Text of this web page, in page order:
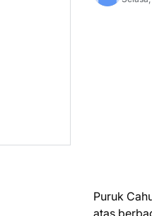
Puruk
atas